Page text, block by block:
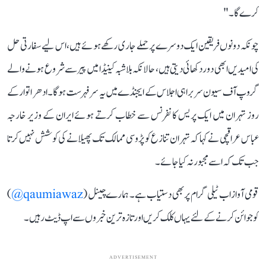
کرے گا۔"
چونکہ دونوں فریقین ایک دوسرے پر حملے جاری رکھے ہوئے ہیں، اس لیے سفارتی حل
کی امیدیں ابھی دور دکھائی دیتی ہیں، حالانکہ بلا شبہ کینیڈا میں پیر سے شروع ہونے والے
گروپ آف سیون سربراہی اجلاس کے ایجنڈے میں یہ سرفہرست ہوگا ۔ ادھر اتوار کے
روز تہران میں ایک پریس کانفرنس سے خطاب کرتے ہوئے ایران کے وزیر خارجہ
عباس عراقچی نے کہا کہ تہران تنازع کو پڑوسی ممالک تک پھیلانے کی کوشش نہیں کرتا
جب تک کہ اسے مجبور نہ کیا جائے۔
قومی آواز اب ٹیلی گرام پر بھی دستیاب ہے۔ ہمارے چینل (qaumiawaz@
)
کو جوائن کرنے کے لئے یہاں کلک کریں اور تازہ ترین خبروں سے اپ ڈیٹ رہیں۔
ADVERTISEMENT